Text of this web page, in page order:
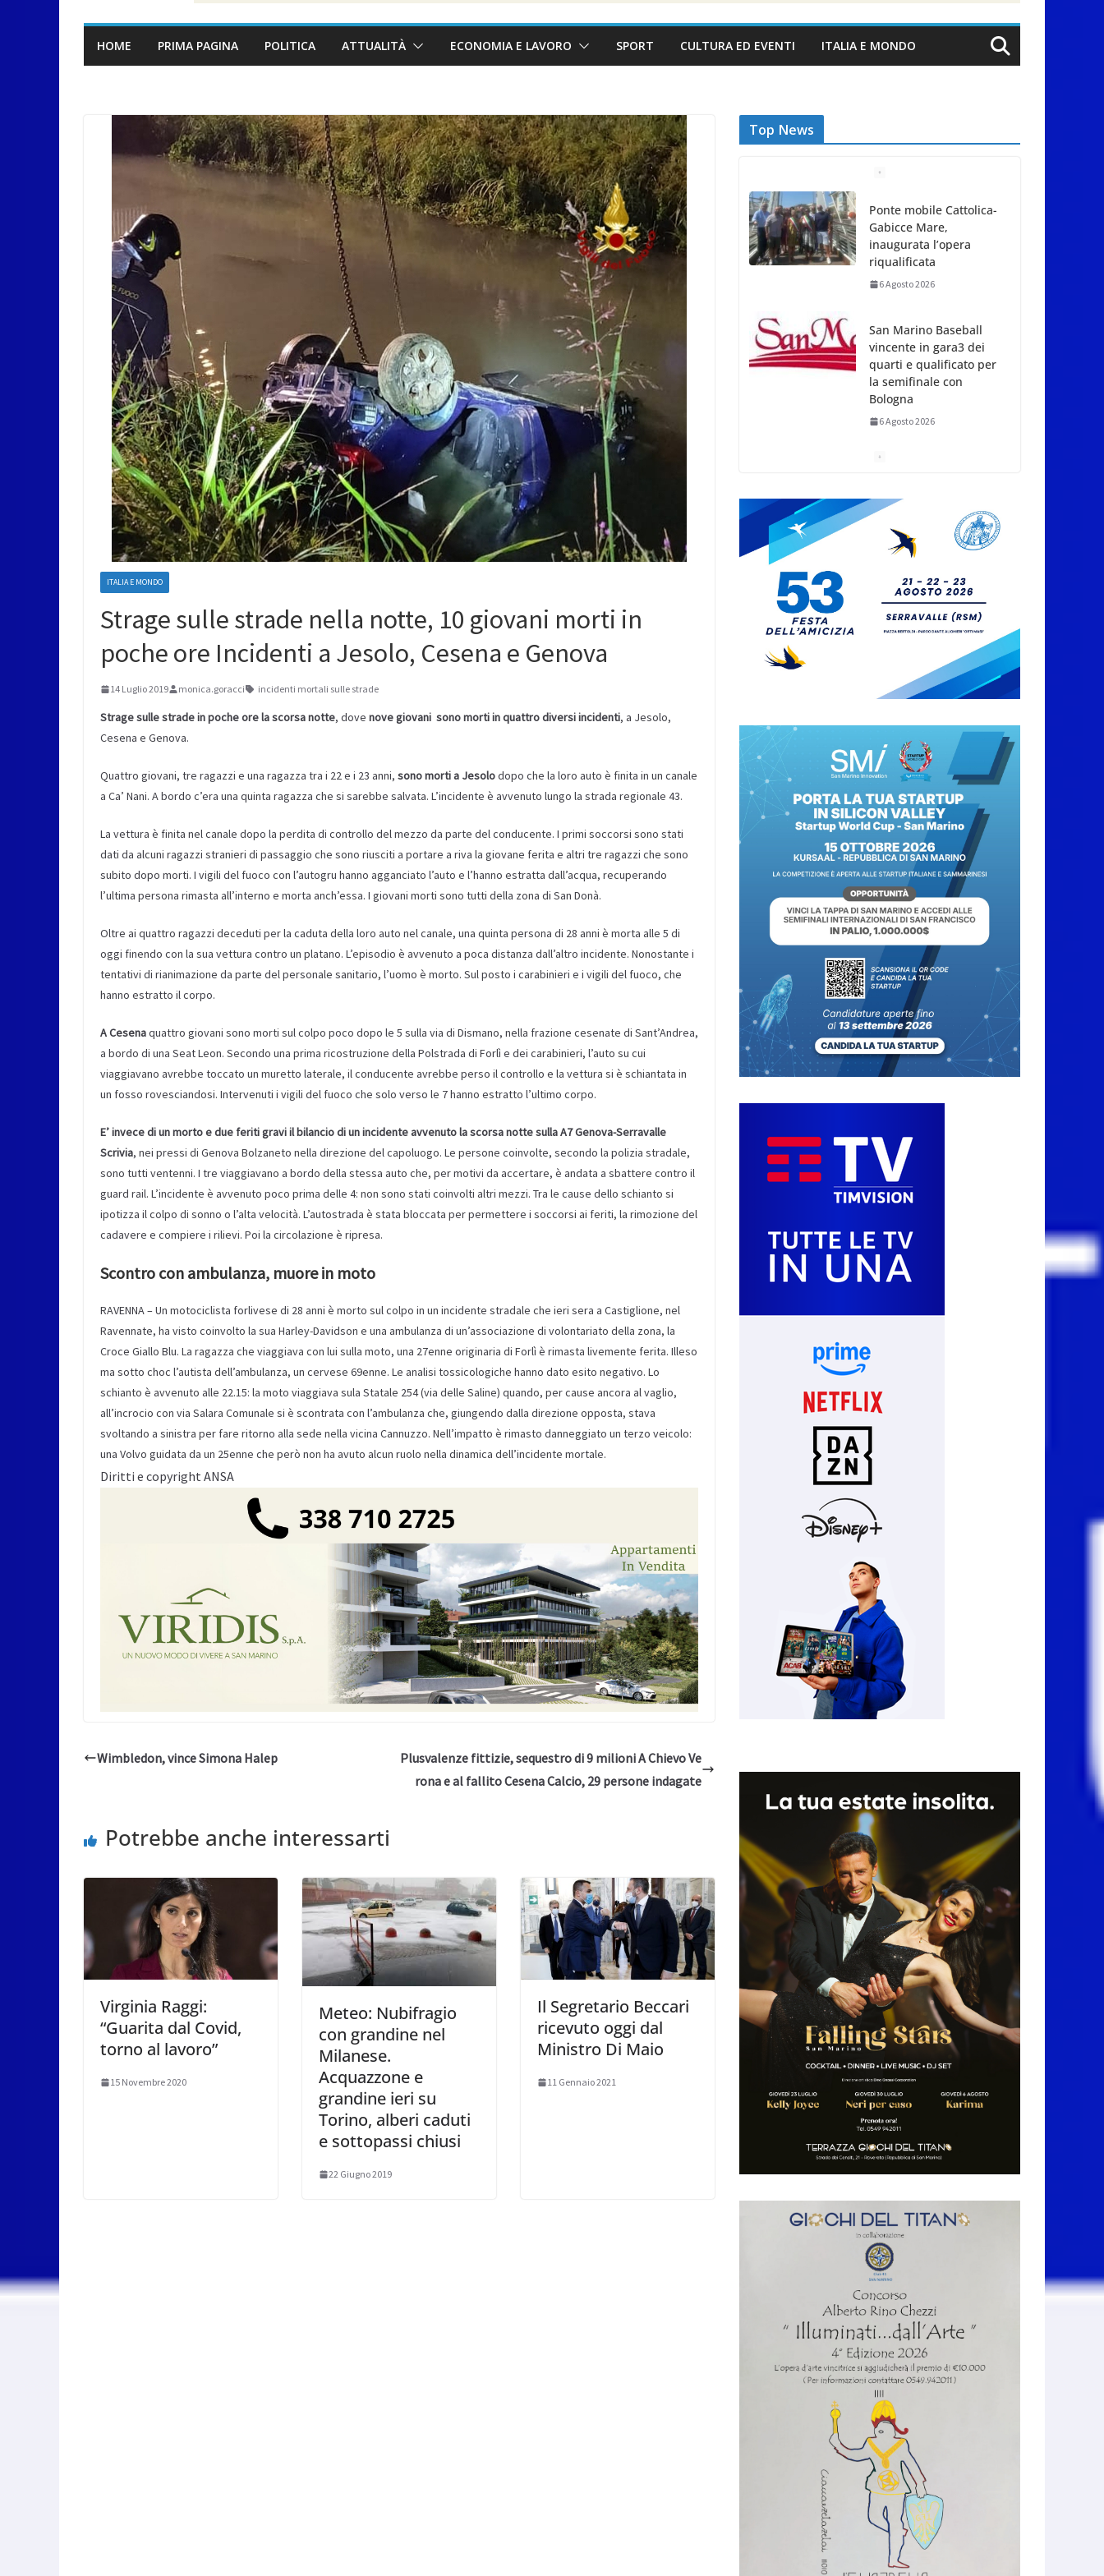
HOME PRIMA PAGINA POLITICA ATTUALITÀ ECONOMIA E LAVORO SPORT CULTURA ED EVENTI ITALIA E MONDO
ITALIA E MONDO
Strage sulle strade nella notte, 10 giovani morti in
poche ore Incidenti a Jesolo, Cesena e Genova
14 Luglio 2019 monica.goracci incidenti mortali sulle strade
Strage sulle strade in poche ore la scorsa notte, dove nove giovani sono morti in quattro diversi incidenti, a Jesolo,
Cesena e Genova.
Quattro giovani, tre ragazzi e una ragazza tra i 22 e i 23 anni, sono morti a Jesolodopo che la loro auto è finita in un canale
a Ca’ Nani. A bordo c’era una quinta ragazza che si sarebbe salvata. L’incidente è avvenuto lungo la strada regionale 43.
La vettura è finita nel canale dopo la perdita di controllo del mezzo da parte del conducente. I primi soccorsi sono stati
dati da alcuni ragazzi stranieri di passaggio che sono riusciti a portare a riva la giovane ferita e altri tre ragazzi che sono
subito dopo morti. I vigili del fuoco con l’autogru hanno agganciato l’auto e l’hanno estratta dall’acqua, recuperando
l’ultima persona rimasta all’interno e morta anch’essa. I giovani morti sono tutti della zona di San Donà.
Oltre ai quattro ragazzi deceduti per la caduta della loro auto nel canale, una quinta persona di 28 anni è morta alle 5 di
oggi finendo con la sua vettura contro un platano. L’episodio è avvenuto a poca distanza dall’altro incidente. Nonostante i
tentativi di rianimazione da parte del personale sanitario, l’uomo è morto. Sul posto i carabinieri e i vigili del fuoco, che
hanno estratto il corpo.
A Cesenaquattro giovani sono morti sul colpo poco dopo le 5 sulla via di Dismano, nella frazione cesenate di Sant’Andrea,
a bordo di una Seat Leon. Secondo una prima ricostruzione della Polstrada di Forlì e dei carabinieri, l’auto su cui
viaggiavano avrebbe toccato un muretto laterale, il conducente avrebbe perso il controllo e la vettura si è schiantata in
un fosso rovesciandosi. Intervenuti i vigili del fuoco che solo verso le 7 hanno estratto l’ultimo corpo.
E’ invece di un morto e due feriti gravi il bilancio di un incidente avvenuto la scorsa notte sulla A7 Genova-Serravalle
Scrivia, nei pressi di Genova Bolzaneto nella direzione del capoluogo. Le persone coinvolte, secondo la polizia stradale,
sono tutti ventenni. I tre viaggiavano a bordo della stessa auto che, per motivi da accertare, è andata a sbattere contro il
guard rail. L’incidente è avvenuto poco prima delle 4: non sono stati coinvolti altri mezzi. Tra le cause dello schianto si
ipotizza il colpo di sonno o l’alta velocità. L’autostrada è stata bloccata per permettere i soccorsi ai feriti, la rimozione del
cadavere e compiere i rilievi. Poi la circolazione è ripresa.
Scontro con ambulanza, muore in moto
RAVENNA – Un motociclista forlivese di 28 anni è morto sul colpo in un incidente stradale che ieri sera a Castiglione, nel
Ravennate, ha visto coinvolto la sua Harley-Davidson e una ambulanza di un’associazione di volontariato della zona, la
Croce Giallo Blu. La ragazza che viaggiava con lui sulla moto, una 27enne originaria di Forlì è rimasta livemente ferita. Illeso
ma sotto choc l’autista dell’ambulanza, un cervese 69enne. Le analisi tossicologiche hanno dato esito negativo. Lo
schianto è avvenuto alle 22.15: la moto viaggiava sula Statale 254 (via delle Saline) quando, per cause ancora al vaglio,
all’incrocio con via Salara Comunale si è scontrata con l’ambulanza che, giungendo dalla direzione opposta, stava
svoltando a sinistra per fare ritorno alla sede nella vicina Cannuzzo. Nell’impatto è rimasto danneggiato un terzo veicolo:
una Volvo guidata da un 25enne che però non ha avuto alcun ruolo nella dinamica dell’incidente mortale.
Diritti e copyright ANSA
Wimbledon, vince Simona Halep
Plusvalenze fittizie, sequestro di 9 milioni A Chievo Ve
rona e al fallito Cesena Calcio, 29 persone indagate
Potrebbe anche interessarti
Virginia Raggi:
“Guarita dal Covid,
torno al lavoro”
15 Novembre 2020
Meteo: Nubifragio
con grandine nel
Milanese.
Acquazzone e
grandine ieri su
Torino, alberi caduti
e sottopassi chiusi
22 Giugno 2019
Il Segretario Beccari
ricevuto oggi dal
Ministro Di Maio
11 Gennaio 2021
Top News
Ponte mobile Cattolica-
Gabicce Mare,
inaugurata l’opera
riqualificata
6 Agosto 2026
San Marino Baseball
vincente in gara3 dei
quarti e qualificato per
la semifinale con
Bologna
6 Agosto 2026
bazar | Dati contestati
| Il giorno di Leone
6 Agosto 2026
Pesca sportiva, tre
prove di campionato
tra acque dolci e di
mare
settembre riapre la
stagione venatoria. Il
calendario, gli orari e
le novità per le specie
cacciabili. Da fine
ottobre a fine gennaio,
caccia di selezione al
cinghiale
6 Agosto 2026